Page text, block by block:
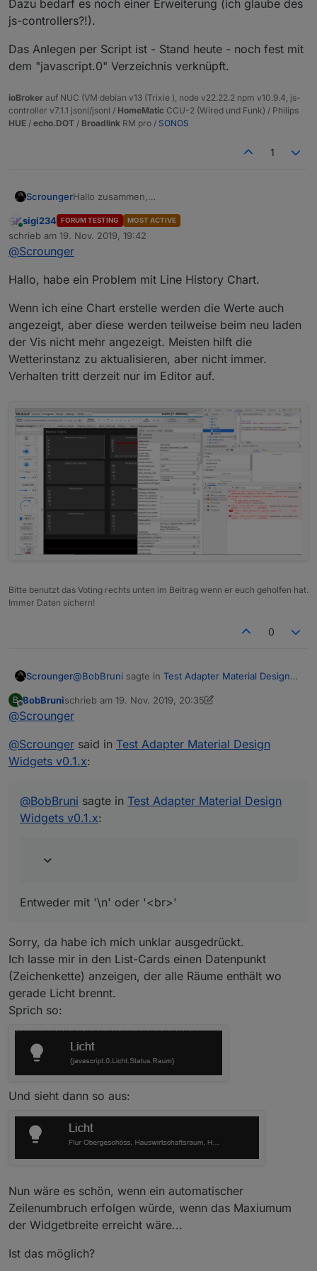
Dazu bedarf es noch einer Erweiterung (ich glaube des
js-controllers?!).
Das Anlegen per Script ist - Stand heute - noch fest mit
dem "javascript.0" Verzeichnis verknüpft.
ioBroker auf NUC (VM debian v13 (Trixie ), node v22.22.2 npm v10.9.4, js-
controller v7.1.1 jsonl/jsonl / HomeMatic CCU-2 (Wired und Funk) / Philips
HUE / echo.DOT / Broadlink RM pro / SONOS
1
ScroungerHallo zusammen,
Google material components web Bibliothek
und "echte" Material Widgets zur Verfügung stellt
inkl. der entsprechenden Effekt, wie Overlay, ripple,
Der Adapter befindet sich bereits im latest
repository.
Neue Funktionen (Widgets) werde ich zu erst hier
von github installieren:
materialdesign.
Version für das latest.
Folgende Elemente sind bereits enthalten:
Da das mein erster VIS Adapter ist, benötige ich
etwas Unterstützung bei der weiteren Entwicklung
und natürlich Euer Feedback vom testen.
Gemäß den Forumsrichtlinien ist das Thema in die
Kategorie 'Test' umgezogen. Den alten Thread
findet ihr hier und bitte dort auch nachschauen bei
fragen:
https://forum.iobroker.net/topic/25374/neuer-vis-
adpater-material-design-widgets
Online
sigi234 FORUM TESTING MOST ACTIVE
schrieb am 19. Nov. 2019, 19:42
zuletzt editiert von
@Scrounger
Hallo, habe ein Problem mit Line History Chart.
Wenn ich eine Chart erstelle werden die Werte auch
angezeigt, aber diese werden teilweise beim neu laden
der Vis nicht mehr angezeigt. Meisten hilft die
Wetterinstanz zu aktualisieren, aber nicht immer.
Verhalten tritt derzeit nur im Editor auf.
Bitte benutzt das Voting rechts unten im Beitrag wenn er euch geholfen hat.
Immer Daten sichern!
0
Scrounger@BobBruni sagte in Test Adapter Material Design
Entweder mit '\n' oder '<br>'
B
Offline
BobBrunischrieb am 19. Nov. 2019, 20:35
zuletzt editiert von BobBruni
@Scrounger
@Scrounger said in Test Adapter Material Design
Widgets v0.1.x:
@BobBruni sagte in Test Adapter Material Design
Widgets v0.1.x:
Entweder mit '\n' oder '<br>'
Sorry, da habe ich mich unklar ausgedrückt.
Ich lasse mir in den List-Cards einen Datenpunkt
(Zeichenkette) anzeigen, der alle Räume enthält wo
gerade Licht brennt.
Sprich so:
Und sieht dann so aus:
Nun wäre es schön, wenn ein automatischer
Zeilenumbruch erfolgen würde, wenn das Maxiumum
der Widgetbreite erreicht wäre...
Ist das möglich?